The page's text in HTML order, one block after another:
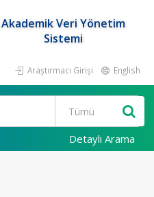
Akademik Veri Yönetim
Sistemi
Araştırmacı Girişi English
Detaylı Arama